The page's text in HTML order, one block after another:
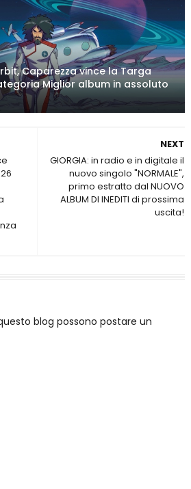
Caparezza vince la Targa
Miglior album in assoluto
NEXT
GIORGIA: in radio e in digitale il
nuovo singolo "NORMALE",
primo estratto dal NUOVO
ALBUM DI INEDITI di prossima
uscita!
blog possono postare un